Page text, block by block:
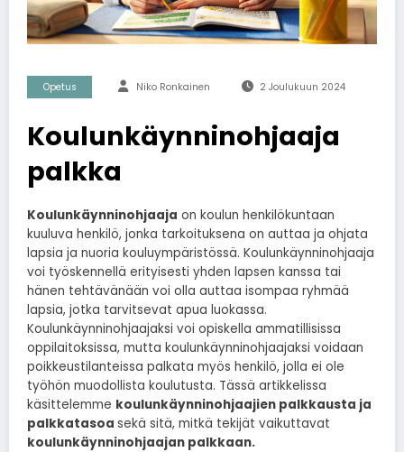
Opetus Niko Ronkainen 2 Joulukuun 2024
Koulunkäynninohjaaja
palkka
Koulunkäynninohjaaja on koulun henkilökuntaan
kuuluva henkilö, jonka tarkoituksena on auttaa ja ohjata
lapsia ja nuoria kouluympäristössä. Koulunkäynninohjaaja
voi työskennellä erityisesti yhden lapsen kanssa tai
hänen tehtävänään voi olla auttaa isompaa ryhmää
lapsia, jotka tarvitsevat apua luokassa.
Koulunkäynninohjaajaksi voi opiskella ammatillisissa
oppilaitoksissa, mutta koulunkäynninohjaajaksi voidaan
poikkeustilanteissa palkata myös henkilö, jolla ei ole
työhön muodollista koulutusta. Tässä artikkelissa
käsittelemme koulunkäynninohjaajien palkkausta ja
palkkatasoa sekä sitä, mitkä tekijät vaikuttavat
koulunkäynninohjaajan palkkaan.